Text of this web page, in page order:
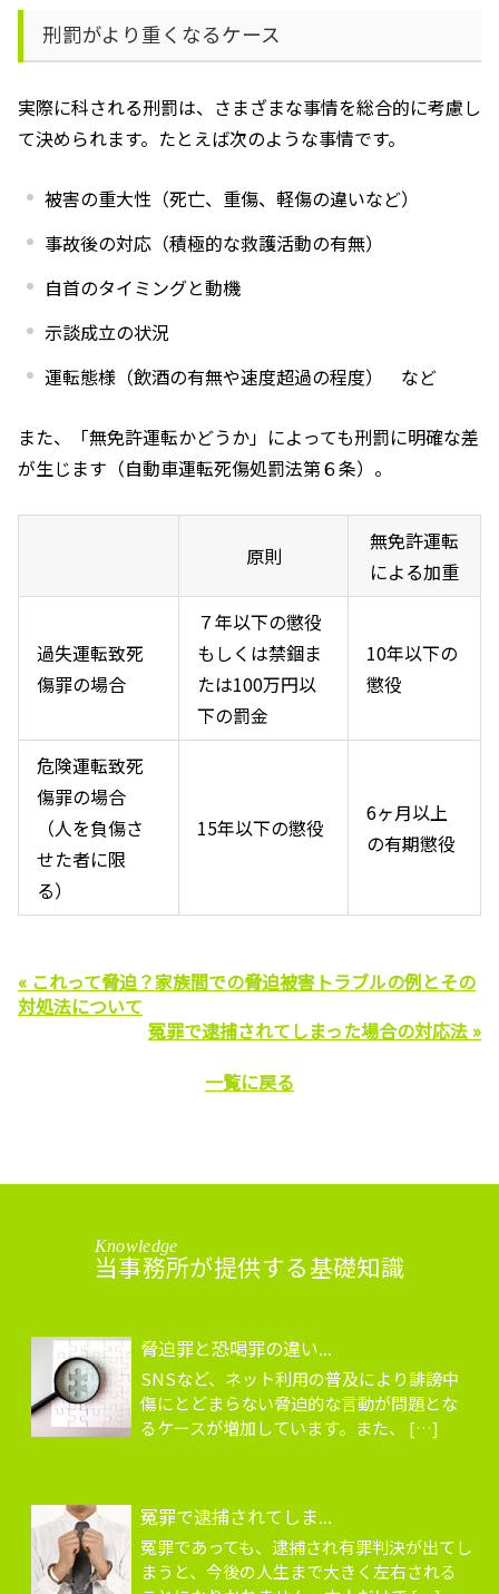
刑罰がより重くなるケース
実際に科される刑罰は、さまざまな事情を総合的に考慮し
て決められます。たとえば次のような事情です。
被害の重大性（死亡、重傷、軽傷の違いなど）
事故後の対応（積極的な救護活動の有無）
自首のタイミングと動機
示談成立の状況
運転態様（飲酒の有無や速度超過の程度） など
また、「無免許運転かどうか」によっても刑罰に明確な差
が生じます（自動車運転死傷処罰法第６条）。
原則
無免許運転
による加重
過失運転致死
傷罪の場合
７年以下の懲役
もしくは禁錮ま
たは100万円以
下の罰金
10年以下の
懲役
危険運転致死
傷罪の場合
（人を負傷さ
せた者に限
る）
15年以下の懲役
6ヶ月以上
の有期懲役
« これって脅迫？家族間での脅迫被害トラブルの例とその
対処法について
冤罪で逮捕されてしまった場合の対応法 »
一覧に戻る
Knowledge
当事務所が提供する基礎知識
脅迫罪と恐喝罪の違い...
SNSなど、ネット利用の普及により誹謗中
傷にとどまらない脅迫的な言動が問題とな
るケースが増加しています。また、 […]
冤罪で逮捕されてしま...
冤罪であっても、逮捕され有罪判決が出てし
まうと、今後の人生まで大きく左右される